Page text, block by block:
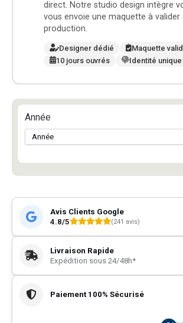
direct. Notre studio design intègre
vous envoie une maquette à valider
production.
Designer dédié
Maquette
10 jours ouvrés
Identité unique
Année
Avis Clients Google
4.8/5
(241 avis)
Livraison Rapide
Expédition sous 24/48h*
Paiement 100% Sécurisé